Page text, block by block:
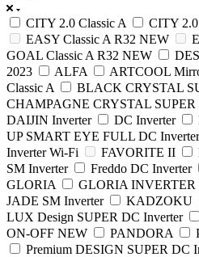
CITY 2.0 Classic A
CITY
EASY Classic A R32 NEW
GOAL Classic A R32 NEW
2023
ALFA ARTCOOL
Classic A
BLACK CRYSTAL
CHAMPAGNE CRYSTAL SUPER
DAIJIN Inverter
DC Inverter
UP SMART EYE FULL DC Inverter
Inverter Wi-Fi
FAVORITE II
SM Inverter
Freddo DC Inverter
GLORIA
GLORIA INVERTER
JADE SM Inverter
KADZOKU
LUX Design SUPER DC Inverter
ON-OFF NEW
PANDORA
Premium DESIGN SUPER DC